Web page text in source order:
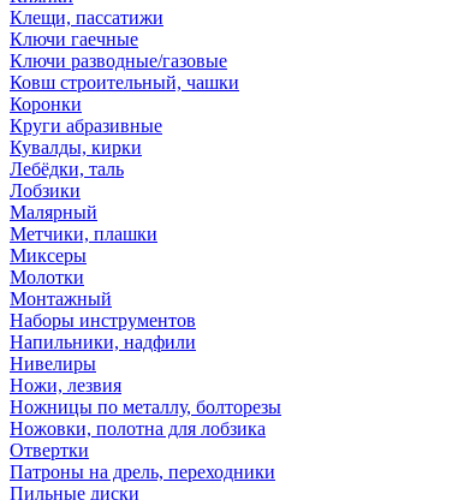
Клещи, пассатижи
Ключи гаечные
Ключи разводные/газовые
Ковш строительный, чашки
Коронки
Круги абразивные
Кувалды, кирки
Лебёдки, таль
Лобзики
Малярный
Метчики, плашки
Миксеры
Молотки
Монтажный
Наборы инструментов
Напильники, надфили
Нивелиры
Ножи, лезвия
Ножницы по металлу, болторезы
Ножовки, полотна для лобзика
Отвертки
Патроны на дрель, переходники
Пильные диски